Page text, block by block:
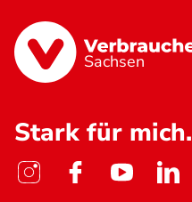
Sachsen
Stark für mich.